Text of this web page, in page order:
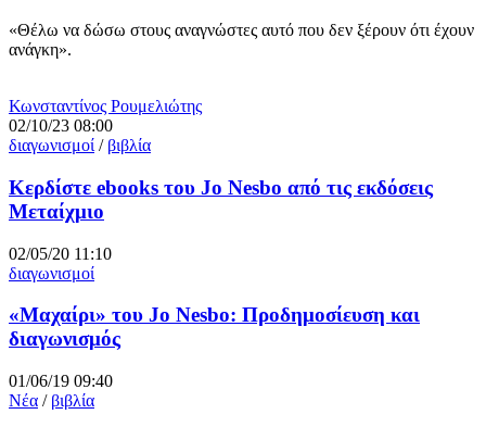
«Θέλω να δώσω στους αναγνώστες αυτό που δεν ξέρουν ότι έχουν
ανάγκη».
Κωνσταντίνος Ρουμελιώτης
02/10/23 08:00
διαγωνισμοί / βιβλία
Κερδίστε ebooks του Jo Nesbo από τις εκδόσεις
Μεταίχμιο
02/05/20 11:10
διαγωνισμοί
«Μαχαίρι» του Jo Nesbo: Προδημοσίευση και
διαγωνισμός
01/06/19 09:40
Νέα / βιβλία